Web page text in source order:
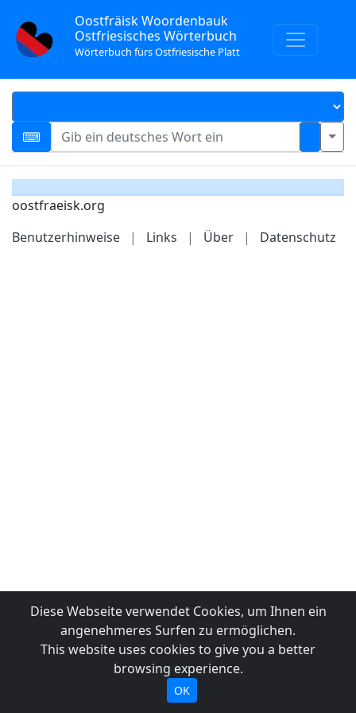
Oostfräisk Woordenbauk
Ostfriesisches Wörterbuch
Wörterbuch fürs Ostfriesische Platt
oostfraeisk.org
Benutzerhinweise
| Links | Über | Datenschutz
Diese Webseite verwendet Cookies, um Ihnen ein
angenehmeres Surfen zu ermöglichen.
This website uses cookies to give you a better
browsing experience.
OK